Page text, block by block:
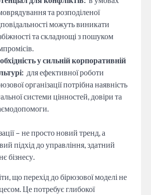
та розподіленої
можуть виникати
та складнощі з пошуком
у сильній корпоративній
для ефективної роботи
організації потрібна наявність
системи цінностей, довіри та
– не просто новий тренд, а
підхід до управління, здатний
бізнесу.
що перехід до бірюзової моделі не
Це потребує глибокої